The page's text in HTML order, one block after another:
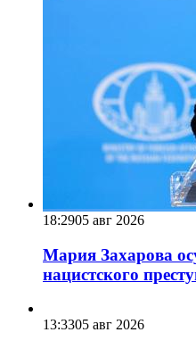
18:2905 авг 2026
Мария Захарова
нацистского
13:3305 авг 2026